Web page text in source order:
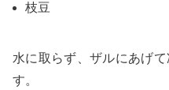
枝豆
水に取らず、ザルにあげ
す。